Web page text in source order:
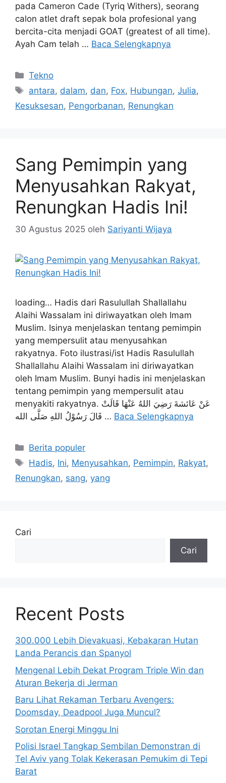
pada Cameron Cade (Tyriq Withers), seorang
calon atlet draft sepak bola profesional yang
bercita-cita menjadi GOAT (greatest of all time).
Ayah Cam telah … Baca Selengkapnya
Kategori
Tekno
Tag
antara, dalam, dan, Fox, Hubungan,Julia,
Kesuksesan, Pengorbanan, Renungkan
Sang Pemimpin yang
Menyusahkan Rakyat,
Renungkan Hadis Ini!
30 Agustus 2025 oleh Sariyanti Wijaya
loading… Hadis dari Rasulullah Shallallahu
Alaihi Wassalam ini diriwayatkan oleh Imam
Muslim. Isinya menjelaskan tentang pemimpin
yang mempersulit atau menyusahkan
rakyatnya. Foto ilustrasi/ist Hadis Rasulullah
Shallallahu Alaihi Wassalam ini diriwayatkan
oleh Imam Muslim. Bunyi hadis ini menjelaskan
tentang pemimpin yang mempersulit atau
menyakiti rakyatnya. عَنْ عَائشةَ رَضِيَ اللهُ عَنْهَا قَالَتْ
قَالَ رَسُوْلُ اللهِ صَلَّى الله … Baca Selengkapnya
Kategori
Berita populer
Tag
Hadis, Ini, Menyusahkan, Pemimpin, Rakyat,
Renungkan, sang, yang
Cari
Cari
Recent Posts
300.000 Lebih Dievakuasi, Kebakaran Hutan
Landa Perancis dan Spanyol
Mengenal Lebih Dekat Program Triple Win dan
Aturan Bekerja di Jerman
Baru Lihat Rekaman Terbaru Avengers:
Doomsday, Deadpool Juga Muncul?
Sorotan Energi Minggu Ini
Polisi Israel Tangkap Sembilan Demonstran di
Tel Aviv yang Tolak Kekerasan Pemukim di Tepi
Barat